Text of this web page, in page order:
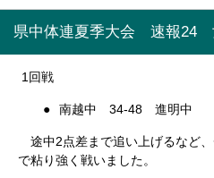
県中体連夏季大会 速報24
1 回戦
● 南越中 34-48 進明中
途中2点差まで追い上げるなど
で粘り強く戦いました。